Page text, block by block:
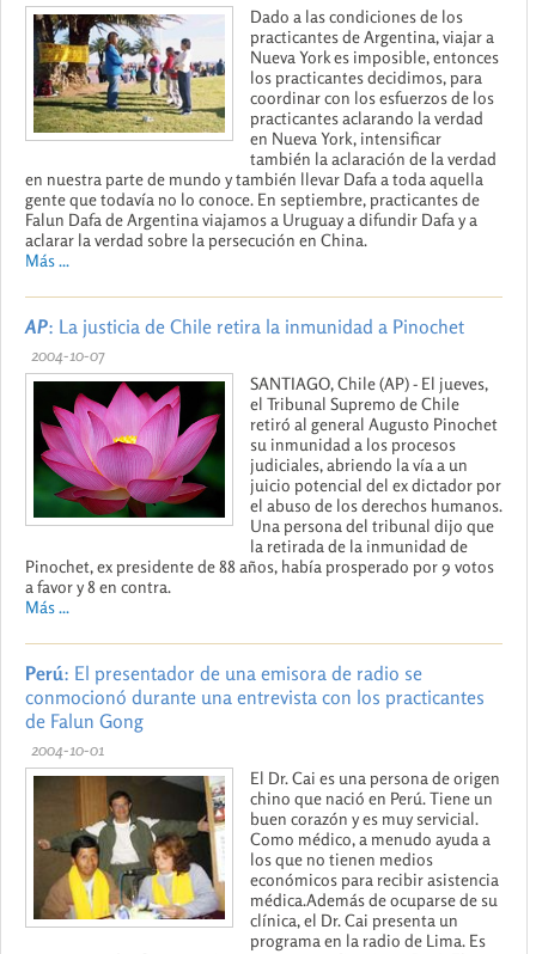
Dado a las condiciones de los
practicantes de Argentina, viajar a
Nueva York es imposible, entonces
los practicantes decidimos, para
coordinar con los esfuerzos de los
practicantes aclarando la verdad
en Nueva York, intensificar
también la aclaración de la verdad
en nuestra parte de mundo y también llevar Dafa a toda aquella
gente que todavía no lo conoce. En septiembre, practicantes de
Falun Dafa de Argentina viajamos a Uruguay a difundir Dafa y a
aclarar la verdad sobre la persecución en China.
Más ...
AP: La justicia de Chile retira la inmunidad a Pinochet
2004-10-07
SANTIAGO, Chile (AP) - El jueves,
el Tribunal Supremo de Chile
retiró al general Augusto Pinochet
su inmunidad a los procesos
judiciales, abriendo la vía a un
juicio potencial del ex dictador por
el abuso de los derechos humanos.
Una persona del tribunal dijo que
la retirada de la inmunidad de
Pinochet, ex presidente de 88 años, había prosperado por 9 votos
a favor y 8 en contra.
Más ...
Perú: El presentador de una emisora de radio se
conmocionó durante una entrevista con los practicantes
de Falun Gong
2004-10-01
El Dr. Cai es una persona de origen
chino que nació en Perú. Tiene un
buen corazón y es muy servicial.
Como médico, a menudo ayuda a
los que no tienen medios
económicos para recibir asistencia
médica.Además de ocuparse de su
clínica, el Dr. Cai presenta un
programa en la radio de Lima. Es